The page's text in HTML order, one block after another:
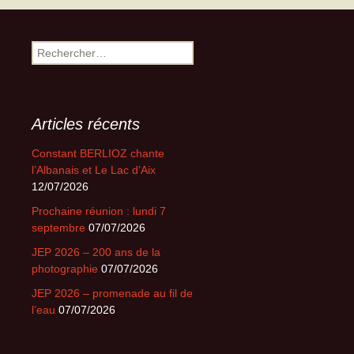
articles
Rechercher :
Articles récents
Constant BERLIOZ chante
l’Albanais et Le Lac d’Aix
12/07/2026
Prochaine réunion : lundi 7
septembre 07/07/2026
JEP 2026 – 200 ans de la
photographie 07/07/2026
JEP 2026 – promenade au fil de
l’eau 07/07/2026